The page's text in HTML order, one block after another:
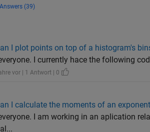
(39)
I plot points on top of a histogram's
I currently hace the following
vor | 1 Antwort | 0
I calculate the moments of an
I am working in an aplication